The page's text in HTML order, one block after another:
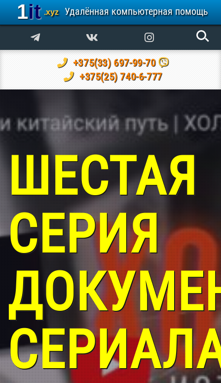
1it .xyz Удалённая компьютерная помощь
+375(33) 697-99-70
+375(25) 740-6-777
ШЕСТАЯ
СЕРИЯ